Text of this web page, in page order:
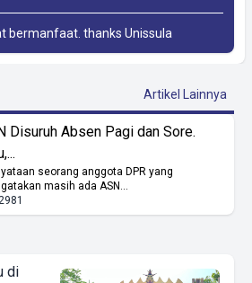
bermanfaat. thanks Unissula
Artikel Lainnya
Disuruh Absen Pagi dan Sore.
seorang anggota DPR yang
masih ada ASN...
di